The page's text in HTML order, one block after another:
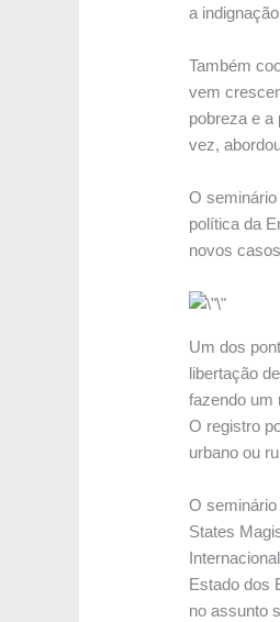
a
Também
vem
pobreza e a
vez,
O
política da
novos
Um dos
libertação
fazendo um
O registro
urbano ou
O
States
Estado dos
no assunto